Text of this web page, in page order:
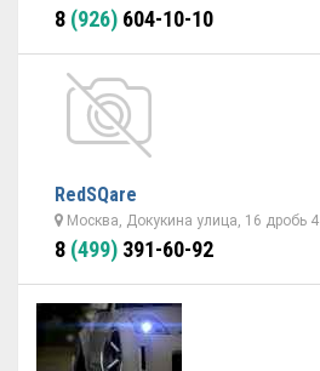
8 (926) 604-10-10
RedSQare
Москва, Докукина улица, 16 дробь 4
8 (499) 391-60-92